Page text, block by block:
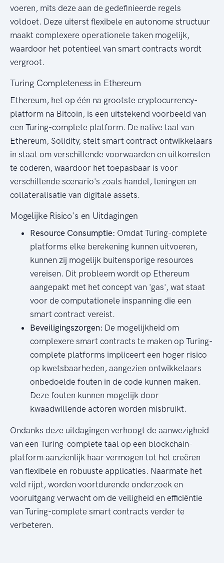
voeren, mits deze aan de gedefinieerde regels
voldoet. Deze uiterst flexibele en autonome structuur
maakt complexere operationele taken mogelijk,
waardoor het potentieel van smart contracts wordt
vergroot.
Turing Completeness in Ethereum
Ethereum, het op één na grootste cryptocurrency-
platform na Bitcoin, is een uitstekend voorbeeld van
een Turing-complete platform. De native taal van
Ethereum, Solidity, stelt smart contract ontwikkelaars
in staat om verschillende voorwaarden en uitkomsten
te coderen, waardoor het toepasbaar is voor
verschillende scenario's zoals handel, leningen en
collateralisatie van digitale assets.
Mogelijke Risico's en Uitdagingen
Resource Consumptie: Omdat Turing-complete
platforms elke berekening kunnen uitvoeren,
kunnen zij mogelijk buitensporige resources
vereisen. Dit probleem wordt op Ethereum
aangepakt met het concept van 'gas', wat staat
voor de computationele inspanning die een
smart contract vereist.
Beveiligingszorgen: De mogelijkheid om
complexere smart contracts te maken op Turing-
complete platforms impliceert een hoger risico
op kwetsbaarheden, aangezien ontwikkelaars
onbedoelde fouten in de code kunnen maken.
Deze fouten kunnen mogelijk door
kwaadwillende actoren worden misbruikt.
Ondanks deze uitdagingen verhoogt de aanwezigheid
van een Turing-complete taal op een blockchain-
platform aanzienlijk haar vermogen tot het creëren
van flexibele en robuuste applicaties. Naarmate het
veld rijpt, worden voortdurende onderzoek en
vooruitgang verwacht om de veiligheid en efficiëntie
van Turing-complete smart contracts verder te
verbeteren.